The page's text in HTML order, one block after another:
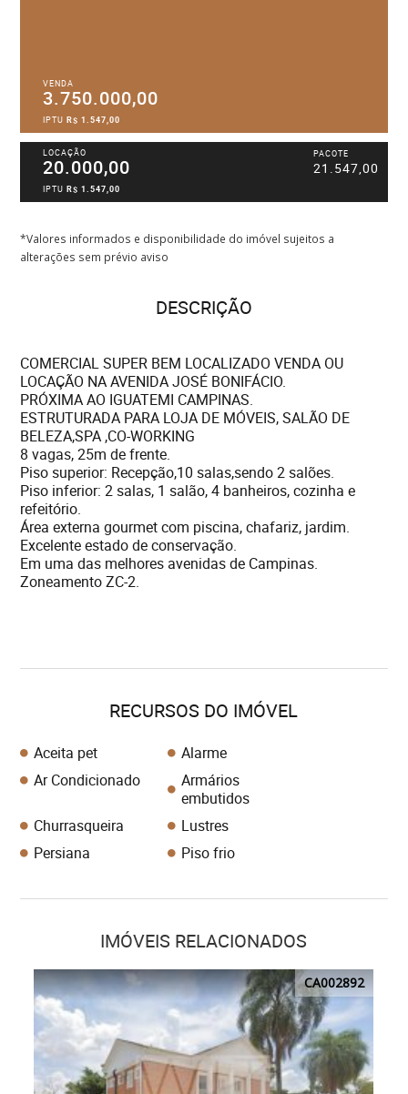
VENDA
3.750.000,00
IPTUR$ 1.547,00
LOCAÇÃO
20.000,00
PACOTE
21.547,00
IPTUR$ 1.547,00
*Valores informados e disponibilidade do imóvel sujeitos a
alterações sem prévio aviso
DESCRIÇÃO
COMERCIAL SUPER BEM LOCALIZADO VENDA OU
LOCAÇÃO NA AVENIDA JOSÉ BONIFÁCIO.
PRÓXIMA AO IGUATEMI CAMPINAS.
ESTRUTURADA PARA LOJA DE MÓVEIS, SALÃO DE
BELEZA,SPA ,CO-WORKING
8 vagas, 25m de frente.
Piso superior: Recepção,10 salas,sendo 2 salões.
Piso inferior: 2 salas, 1 salão, 4 banheiros, cozinha e
refeitório.
Área externa gourmet com piscina, chafariz, jardim.
Excelente estado de conservação.
Em uma das melhores avenidas de Campinas.
Zoneamento ZC-2.
RECURSOS DO IMÓVEL
Aceita pet
Alarme
Ar Condicionado
Armários
embutidos
Churrasqueira
Lustres
Persiana
Piso frio
IMÓVEIS RELACIONADOS
CA002892